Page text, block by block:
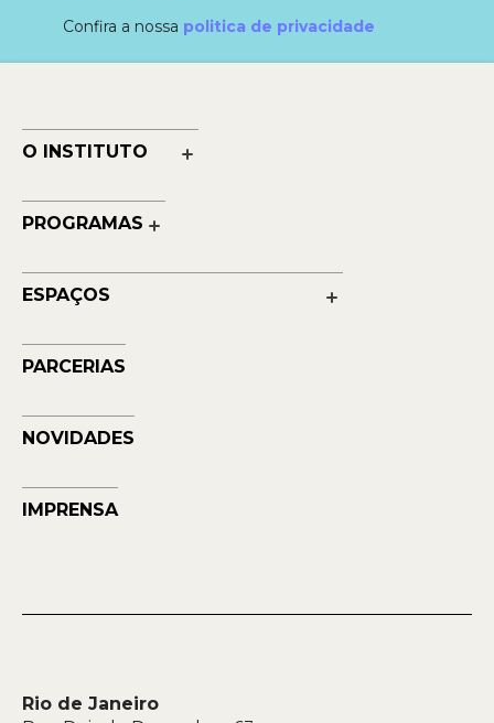
Confira a nossa politica de privacidade
O INSTITUTO
Nossos Números
Quem Faz
Contato
PROGRAMAS
Educação
ESPAÇOS
Musehum
NAVE
PARCERIAS
NOVIDADES
IMPRENSA
Rio de Janeiro